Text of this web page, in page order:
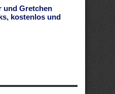
und Gretchen
kostenlos und